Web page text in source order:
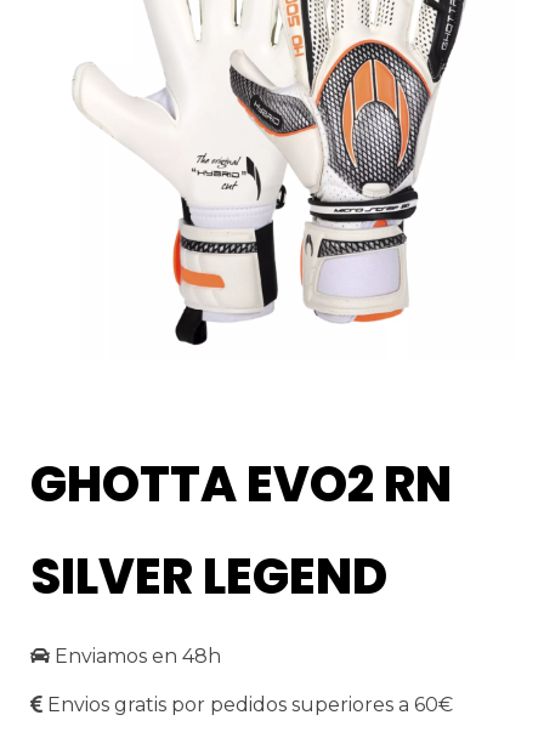
GHOTTA EVO2 RN
SILVER LEGEND
Enviamos en 48h
Envios gratis por pedidos superiores a 60€